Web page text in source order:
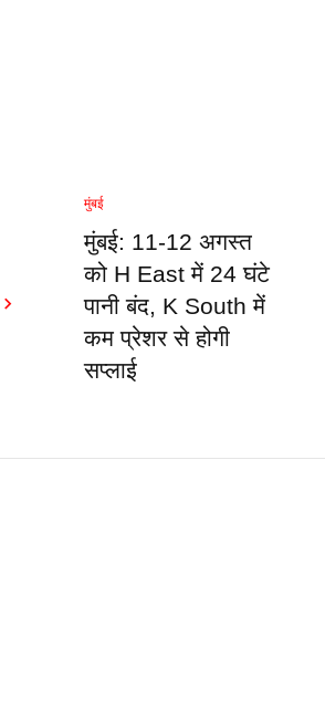
मुंबई
मुंबई: 11-12 अगस्त
को H East में 24 घंटे
पानी बंद, K South में
कम प्रेशर से होगी
सप्लाई